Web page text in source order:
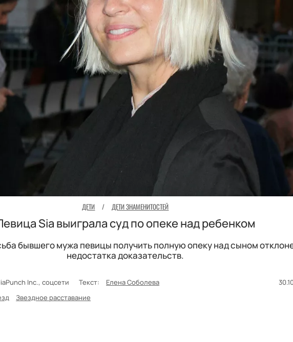
ДЕТИ / ДЕТИ ЗНАМЕНИТОСТЕЙ
Sia выиграла суд по опеке над ребенком
бывшего мужа певицы получить полную опеку над сыном
недостатка доказательств.
Inc., соцсети Текст: Елена Соболева
Звездное расставание